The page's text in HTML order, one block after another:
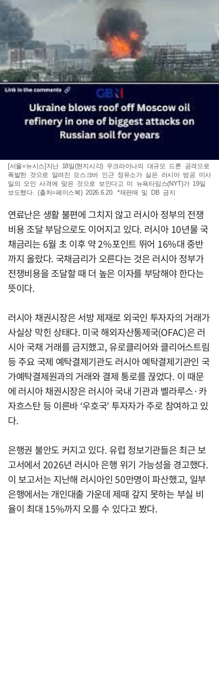
[서울=뉴시스]지난 18일(현지시각) 우크라이나의 대규모 드론 공격으로
폭발한 것으로 알려진 모스크바 인근 정유소가 실은 러시아 방공 미사
일의 오인 사격에 맞은 것으로 보인다고 미 뉴욕타임스(NYT)가 19일
보도했다. (출처=페이스북) 2026.6.20. *재판매 및 DB 금지
연료난은 생활 불편에 그치지 않고 러시아 정부의 전쟁
비용 조달 부담으로도 이어지고 있다. 러시아 10년물 국
채금리는 6월 초 이후 약 2%포인트 뛰어 16%대 중반
까지 올랐다. 국채금리가 오른다는 것은 러시아 정부가
전쟁비용을 조달할 때 더 높은 이자를 부담해야 한다는
뜻이다.
러시아 채권시장은 서방 제재로 외국인 투자자의 거래가
사실상 막힌 상태다. 미국 해외자산통제국(OFAC)은 러
시아 국채 거래를 금지했고, 유로클리어와 클리어스트림
등 주요 국제 예탁결제기관도 러시아 예탁결제기관인 국
가예탁결제원과의 거래와 결제 통로를 끊었다. 이 때문
에 러시아 채권시장은 러시아 국내 기관과 벨라루스·카
자흐스탄 등 이른바 ‘우호국’ 투자자가 주로 참여하고 있
다.
은행권 불안도 커지고 있다. 유럽 정보기관들은 최근 보
고서에서 2026년 러시아 은행 위기 가능성을 경고했다.
이 보고서는 지난해 러시아인 50만명이 파산했고, 일부
은행에서는 개인대출 가운데 제때 갚지 못하는 부실 비
율이 최대 15%까지 오를 수 있다고 봤다.